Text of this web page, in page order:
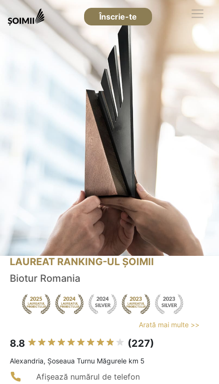
Înscrie-te
LAUREAT RANKING-UL ȘOIMII
Biotur Romania
Arată mai multe >>
8.8 (227)
Alexandria, Șoseaua Turnu Măgurele km 5
Afișează numărul de telefon